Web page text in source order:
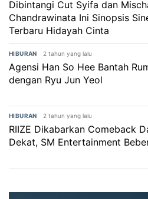
Dibintangi Cut Syifa dan
Chandrawinata Ini Sinopsis
Terbaru Hidayah Cinta
HIBURAN 2 tahun yang lalu
Agensi Han So Hee Bantah
dengan Ryu Jun Yeol
HIBURAN 2 tahun yang lalu
RIIZE Dikabarkan Comeback
Dekat, SM Entertainment